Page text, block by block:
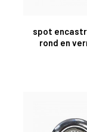
spot
rond en